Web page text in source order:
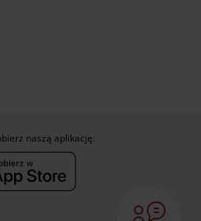
naszą aplikację: